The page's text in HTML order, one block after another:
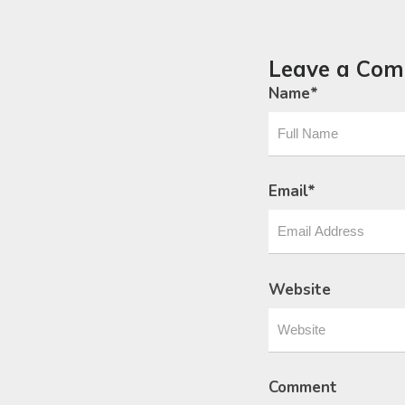
Leave a
Name*
Email*
Website
Comment